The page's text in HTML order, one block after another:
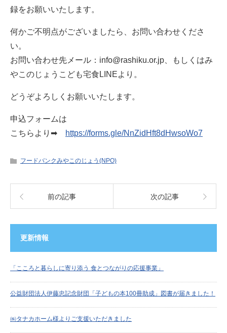
録をお願いいたします。
何かご不明点がございましたら、お問い合わせくださ
い。
お問い合わせ先メール：info@rashiku.or.jp、もしくはみ
やこのじょうこども宅食LINEより。
どうぞよろしくお願いいたします。
申込フォームは
こちらより➡
https://forms.gle/NnZidHft8dHwsoWo7
フードバンクみやこのじょう(NPO)
前の記事 次の記事
更新情報
「こころと暮らしに寄り添う 食とつながりの応援事業」
公益財団法人伊藤忠記念財団「子どもの本100冊助成」図書が届きました！
㈱タナカホーム様よりご支援いただきました